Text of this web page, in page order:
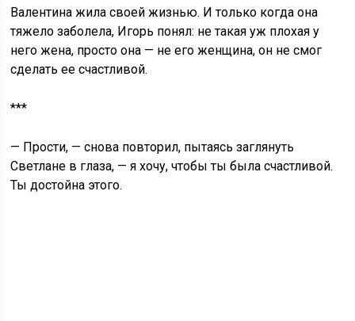
Валентина жила своей жизнью. И только когда она
тяжело заболела, Игорь понял: не такая уж плохая у
него жена, просто она — не его женщина, он не смог
сделать ее счастливой.
***
— Прости, — снова повторил, пытаясь заглянуть
Светлане в глаза, — я хочу, чтобы ты была счастливой.
Ты достойна этого.